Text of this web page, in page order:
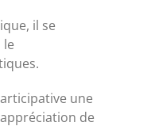
il se
une
de